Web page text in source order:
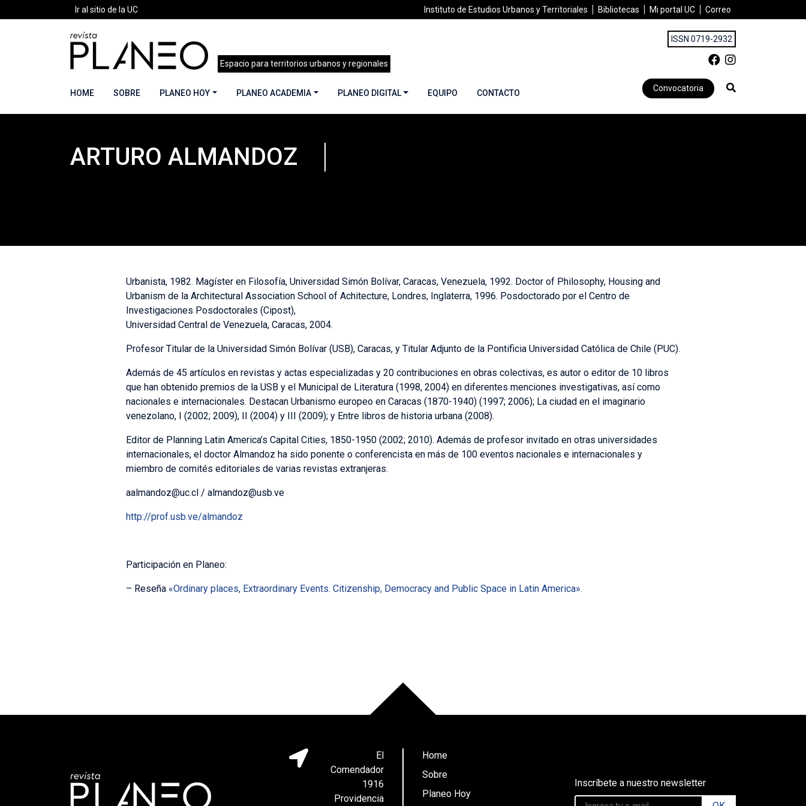
Ir al sitio de la UC Instituto de Estudios Urbanos y Territoriales Bibliotecas Mi portal UC Correo
Espacio para territorios urbanos y regionales
ISSN 0719-2932
HOME SOBRE PLANEO HOY PLANEO ACADEMIA PLANEO DIGITAL EQUIPO CONTACTO Convocatoria
Portada»Planeo Hoy Arturo Almandoz
ARTURO ALMANDOZ
Urbanista, 1982. Magíster en Filosofía, Universidad Simón Bolívar, Caracas, Venezuela, 1992. Doctor of Philosophy, Housing and
Urbanism de la Architectural Association School of Achitecture, Londres, Inglaterra, 1996. Posdoctorado por el Centro de
Investigaciones Posdoctorales (Cipost),
Universidad Central de Venezuela, Caracas, 2004.
Profesor Titular de la Universidad Simón Bolívar (USB), Caracas, y Titular Adjunto de la Pontificia Universidad Católica de Chile (PUC).
Además de 45 artículos en revistas y actas especializadas y 20 contribuciones en obras colectivas, es autor o editor de 10 libros
que han obtenido premios de la USB y el Municipal de Literatura (1998, 2004) en diferentes menciones investigativas, así como
nacionales e internacionales. Destacan Urbanismo europeo en Caracas (1870-1940) (1997; 2006); La ciudad en el imaginario
venezolano, I (2002; 2009), II (2004) y III (2009); y Entre libros de historia urbana (2008).
Editor de Planning Latin America’s Capital Cities, 1850-1950 (2002; 2010). Además de profesor invitado en otras universidades
internacionales, el doctor Almandoz ha sido ponente o conferencista en más de 100 eventos nacionales e internacionales y
miembro de comités editoriales de varias revistas extranjeras.
aalmandoz@uc.cl / almandoz@usb.ve
http://prof.usb.ve/almandoz
Participación en Planeo:
– Reseña «Ordinary places, Extraordinary Events. Citizenship, Democracy and Public Space in Latin America».
El
Comendador
1916
Providencia
Home
Sobre
Planeo Hoy
Inscríbete a nuestro newsletter